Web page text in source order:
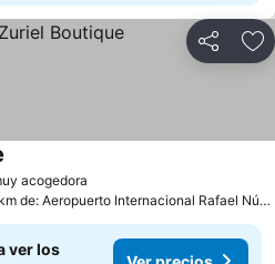
Compartir
acogedora
a 0.3 km de: Aeropuerto Internacional Rafael Núñez
ver los